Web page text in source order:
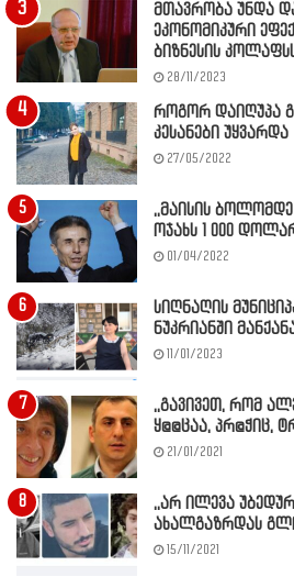
მთავრობა უნდა
ეკონომიკური
ბიზნესის
28/11/2023
როგორ დაიღუპა
კესანები უყვარდა
27/05/2022
,,მაისის
ოჯახს 1 000
01/04/2022
სიღნაღის
ნუკრიანში
11/01/2023
,,გავივეთ, რომ
ყ@@ცაა, პრ@ჭიც,
21/01/2021
,,არ ილევა
ახალგაზრდას
15/11/2021